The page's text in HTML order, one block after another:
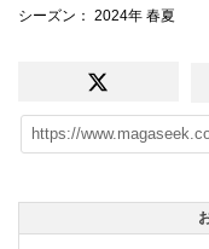
シーズン ： 2024年 春夏